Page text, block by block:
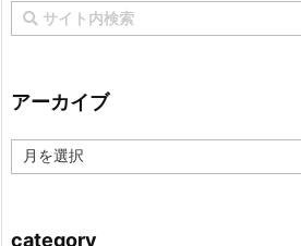
アーカイブ
ー
category